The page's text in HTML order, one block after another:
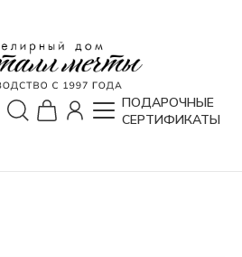
ПОДАРОЧНЫЕ
СЕРТИФИКАТЫ